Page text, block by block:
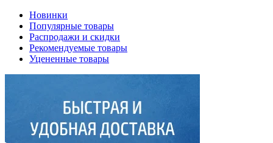
Новинки
Популярные товары
Распродажи и скидки
Рекомендуемые товары
Уцененные товары